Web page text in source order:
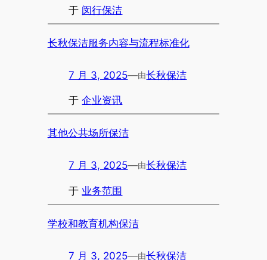
于 闵行保洁
长秋保洁服务内容与流程标准化
7 月 3, 2025—由长秋保洁
于企业资讯
其他公共场所保洁
7 月 3, 2025—由长秋保洁
于 业务范围
学校和教育机构保洁
7 月 3, 2025—由长秋保洁